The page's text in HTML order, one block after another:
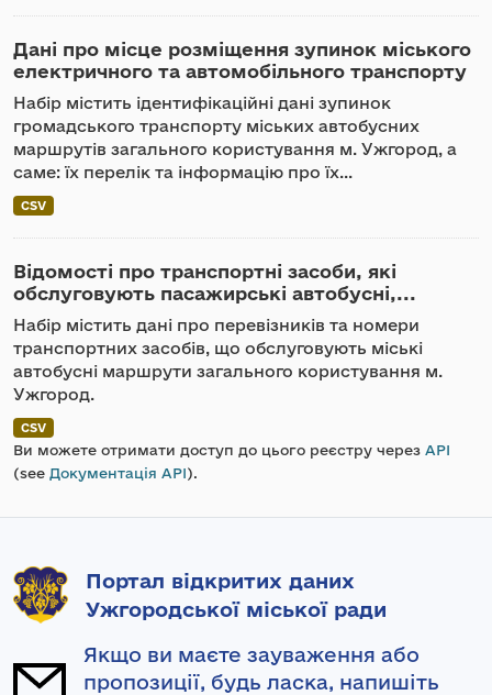
Дані про місце розміщення зупинок міського
електричного та автомобільного транспорту
Набір містить ідентифікаційні дані зупинок
громадського транспорту міських автобусних
маршрутів загального користування м. Ужгород, а
саме: їх перелік та інформацію про їх...
CSV
Відомості про транспортні засоби, які
обслуговують пасажирські автобусні,...
Набір містить дані про перевізників та номери
транспортних засобів, що обслуговують міські
автобусні маршрути загального користування м.
Ужгород.
CSV
Ви можете отримати доступ до цього реєстру через API
(see Документація API).
Портал відкритих даних
Ужгородської міської ради
Якщо ви маєте зауваження або
пропозиції, будь ласка, напишіть